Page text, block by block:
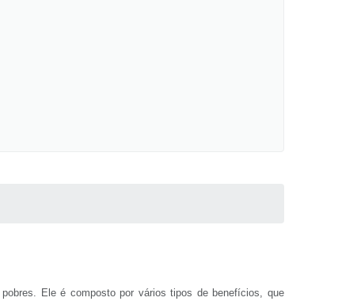
Ele é composto por vários tipos de benefícios, que